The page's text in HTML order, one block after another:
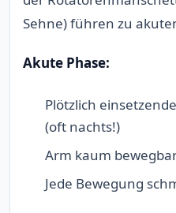
Sehne) führen zu
Akute Phase:
Plötzlich
(oft nachts!)
Arm kaum
Jede Bewegung